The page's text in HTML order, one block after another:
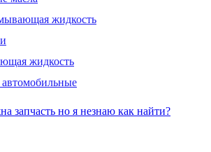
жидкость
жидкость
запчасть но я незнаю как найти?